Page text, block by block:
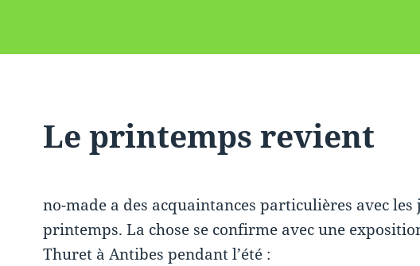
Le printemps revient
no-made a des acquaintances particulières avec
printemps. La chose se confirme avec une
Thuret à Antibes pendant l’été :